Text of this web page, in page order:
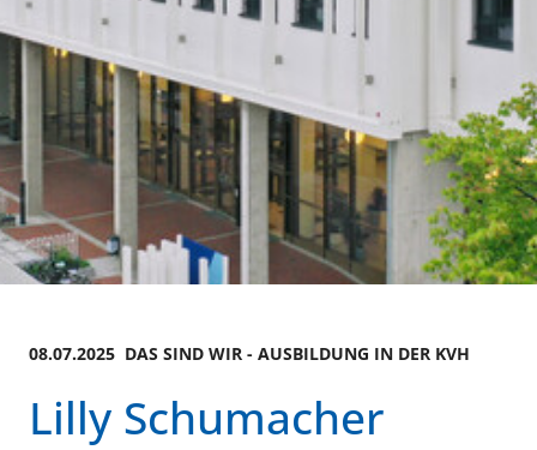
08.07.2025 DAS SIND WIR - AUSBILDUNG IN DER KVH
Lilly Schumacher